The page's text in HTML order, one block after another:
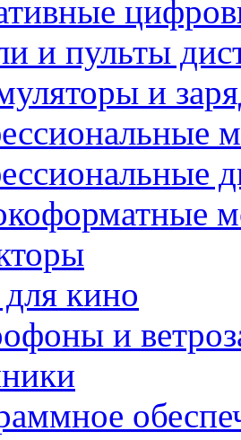
и пульты
и
кино
и